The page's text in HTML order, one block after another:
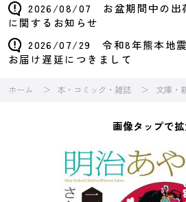
2026/08/07 お盆期間中の出
に関するお知らせ
2026/07/29 令和8年熊本地震
お届け遅延につきまして
ホーム 本・コミック・雑誌 文庫・
画像タップで